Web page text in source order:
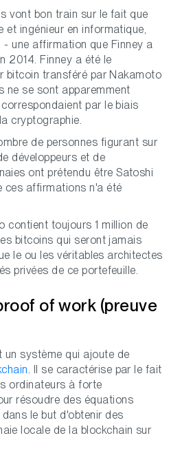
vont bon train sur le fait que
et ingénieur en informatique,
une affirmation que Finney a
2014. Finney a été le
bitcoin transféré par Nakamoto
ne se sont apparemment
par le biais
cryptographie.
de personnes figurant sur
développeurs et de
ont prétendu être Satoshi
ces affirmations n'a été
contient toujours 1 million de
bitcoins qui seront jamais
le ou les véritables architectes
privées de ce portefeuille.
of work (preuve
un système qui ajoute de
. Il se caractérise par le fait
ordinateurs à forte
résoudre des équations
le but d'obtenir des
locale de la blockchain sur